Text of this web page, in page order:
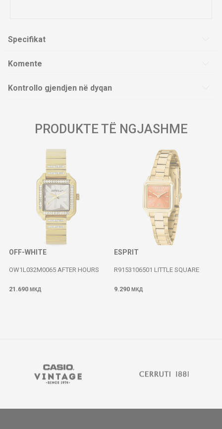
Specifikat
Komente
Kontrollo gjendjen në dyqan
PRODUKTE TË NGJASHME
OFF-WHITE
OW1L032M0065 AFTER HOURS
21.690 МКД
ESPRIT
R9153106501 LITTLE SQUARE
9.290 МКД